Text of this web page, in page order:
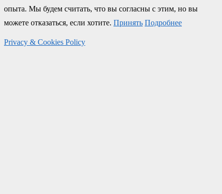
опыта. Мы будем считать, что вы согласны с этим, но вы
можете отказаться, если хотите. Принять Подробнее
Privacy & Cookies Policy